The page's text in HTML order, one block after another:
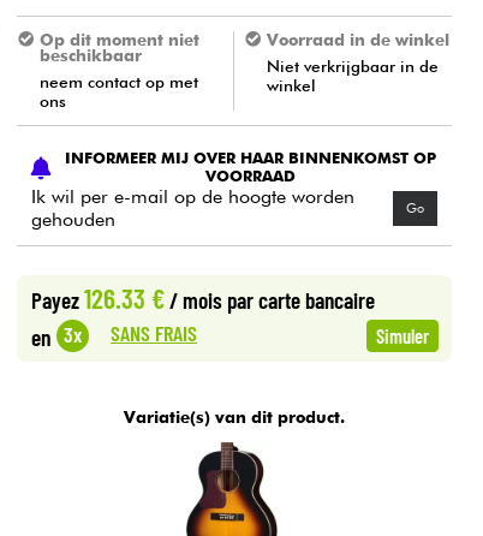
Op dit moment niet
beschikbaar
neem contact op met
ons
Voorraad in de winkel
Niet verkrijgbaar in de
winkel
INFORMEER MIJ OVER HAAR BINNENKOMST OP
VOORRAAD
Ik wil per e-mail op de hoogte worden
gehouden
Go
Payez126.33 €/ mois par carte bancaire
en 3x SANS FRAIS Simuler
Variatie(s) van dit product.